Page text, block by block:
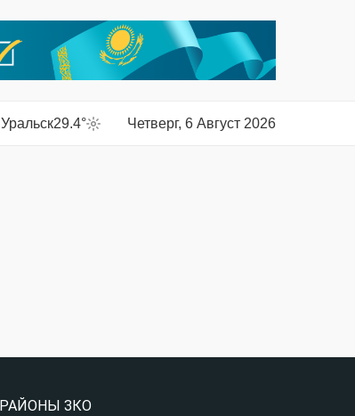
Уральск29.4° Четверг, 6 Август 2026
РАЙОНЫ ЗКО